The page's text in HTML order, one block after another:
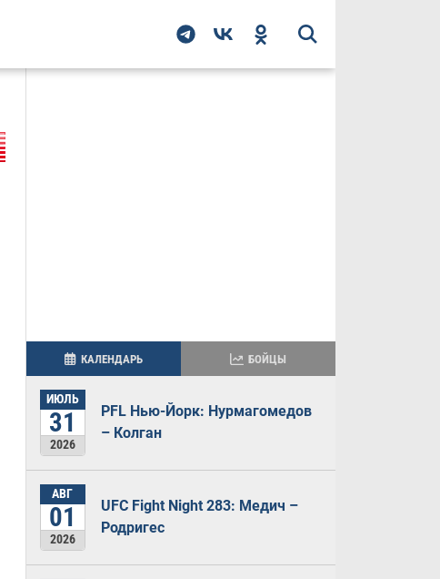
КАЛЕНДАРЬ БОЙЦЫ
ИЮЛЬ
31
2026
PFL Нью-Йорк: Нурмагомедов
– Колган
АВГ
01
2026
UFC Fight Night 283: Медич –
Родригес